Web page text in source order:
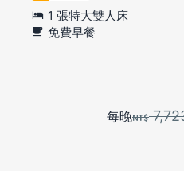
1 張特大雙人床
免費早餐
每晚